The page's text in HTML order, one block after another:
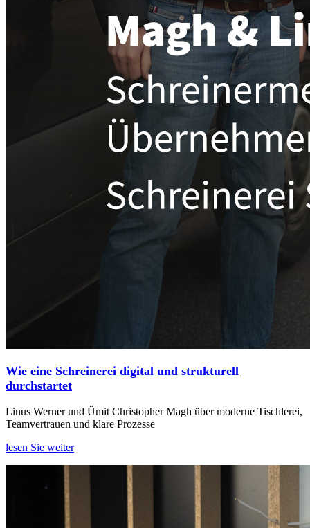
Wie eine Schreinerei digital und strukturell
durchstartet
Linus Werner und Ümit Christopher Magh über moderne Tischlerei,
Teamvertrauen und klare Prozesse
lesen Sie weiter